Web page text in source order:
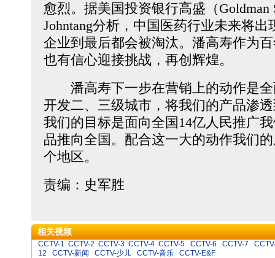
愈烈。据美国投资银行高盛（Goldman
Johntang分析，中国医药行业未来将
企业到最后都会被淘汰。潘高寿作为
也有信心迎接挑战，再创辉煌。
潘高寿下一步在营销上的动作是全
开发二、三级城市，将我们的产品渗
我们的目标是面向全国14亿人民推广
品推向全国。配合这一大的动作我们
个地区。
责编：史军胜
相关视频
CCTV-1 CCTV-2 CCTV-3 CCTV-4 CCTV-5 CCTV-6 CCTV-7
12
CCTV-新闻 CCTV-少儿 CCTV-音乐 CCTV-E&F